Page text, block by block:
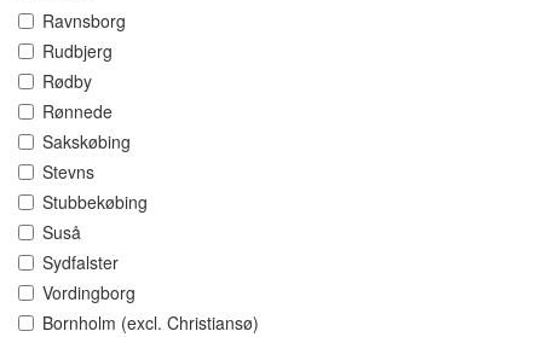
Ravnsborg
Rudbjerg
Rødby
Rønnede
Sakskøbing
Stevns
Stubbekøbing
Suså
Sydfalster
Vordingborg
Bornholm (excl. Christiansø)